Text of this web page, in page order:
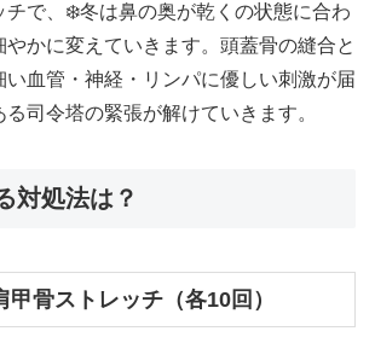
チで、❄️冬は鼻の奥が乾くの状態に合わ
かに変えていきます。頭蓋骨の縫合と
い血管・神経・リンパに優しい刺激が届
司令塔の緊張が解けていきます。
対処法は？
骨ストレッチ（各10回）